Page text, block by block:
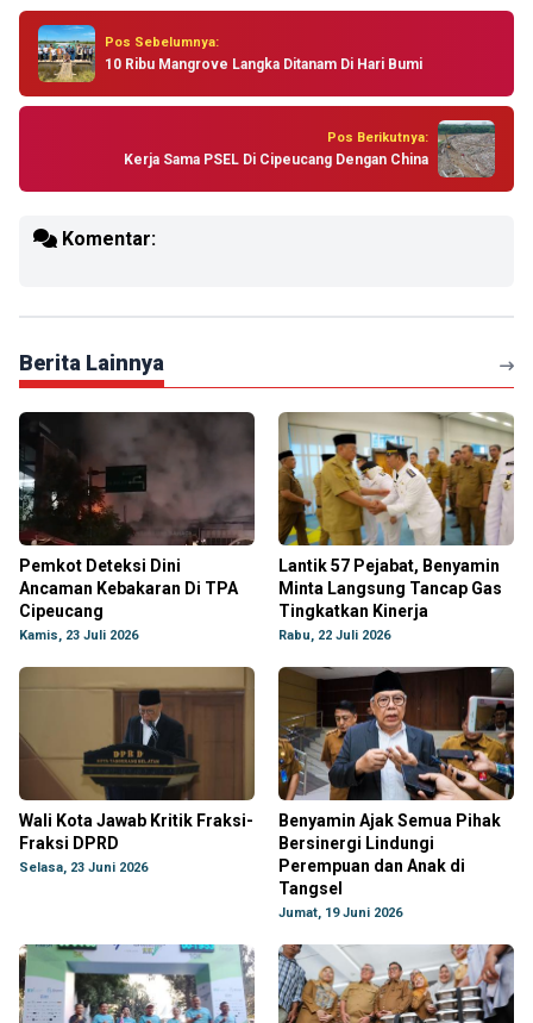
Pos Sebelumnya:
10 Ribu Mangrove Langka Ditanam Di Hari Bumi
Pos Berikutnya:
Kerja Sama PSEL Di Cipeucang Dengan China
Komentar:
Berita Lainnya
Pemkot Deteksi Dini
Ancaman Kebakaran Di TPA
Cipeucang
Kamis, 23 Juli 2026
Lantik 57 Pejabat, Benyamin
Minta Langsung Tancap Gas
Tingkatkan Kinerja
Rabu, 22 Juli 2026
Wali Kota Jawab Kritik Fraksi-
Fraksi DPRD
Selasa, 23 Juni 2026
Benyamin Ajak Semua Pihak
Bersinergi Lindungi
Perempuan dan Anak di
Tangsel
Jumat, 19 Juni 2026